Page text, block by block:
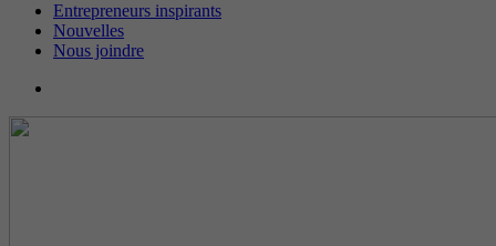
Entrepreneurs inspirants
Nouvelles
Nous joindre